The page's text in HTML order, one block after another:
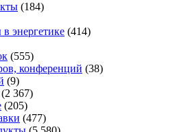
(184)
энергетике (414)
(555)
конференций (38)
(9)
(2 367)
(205)
(477)